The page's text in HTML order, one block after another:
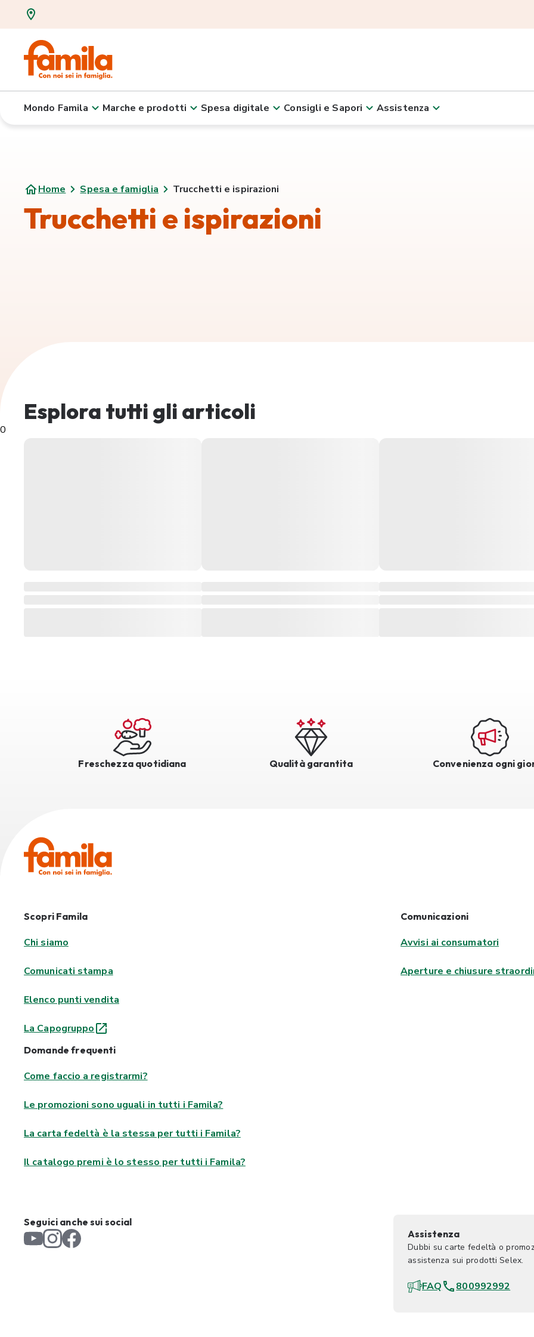
Mondo Famila Marche e prodotti Spesa digitale Consigli e Sapori Assistenza
Home Spesa e famiglia Trucchetti e ispirazioni
Trucchetti e ispirazioni
Esplora tutti gli articoli
0
Freschezza quotidiana Qualità garantita Convenienza ogni
Scopri Famila
Chi siamo
Comunicati stampa
Elenco punti vendita
La Capogruppo
Comunicazioni
Avvisi ai consumatori
Aperture e chiusure
Domande frequenti
Come faccio a registrarmi?
Le promozioni sono uguali in tutti i Famila?
La carta fedeltà è la stessa per tutti i Famila?
Il catalogo premi è lo stesso per tutti i Famila?
Seguici anche sui social
Assistenza
Dubbi su carte fedeltà o
assistenza sui prodotti Selex.
FAQ 800992992